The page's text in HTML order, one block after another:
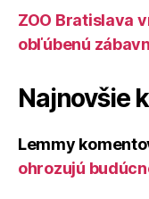
ZOO Bratislava
obľúbenú
Najnovšie
Lemmy
ohrozujú